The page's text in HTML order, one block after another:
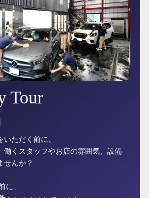
Tour
ただく前に、
働くスタッフやお店の雰囲気、設備
せんか？
に、